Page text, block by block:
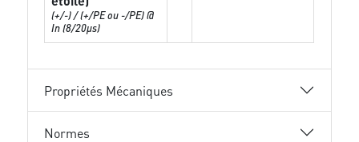
(+/-) / (+/PE ou -/PE) @
In (8/20µs)
Propriétés Mécaniques
Normes